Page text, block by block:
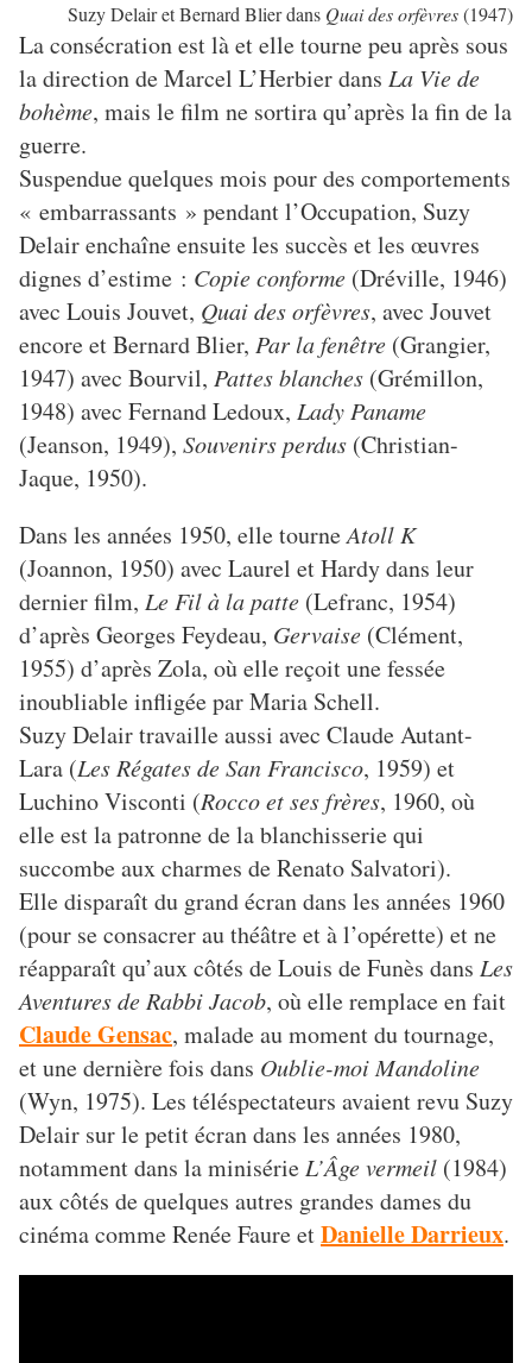
Suzy Delair et Bernard Blier dans Quai des orfèvres(1947)
La consécration est là et elle tourne peu après sous
la direction de Marcel L’Herbier dans La Vie de
bohème, mais le film ne sortira qu’après la fin de la
guerre.
Suspendue quelques mois pour des comportements
« embarrassants » pendant l’Occupation, Suzy
Delair enchaîne ensuite les succès et les œuvres
dignes d’estime : Copie conforme (Dréville, 1946)
avec Louis Jouvet, Quai des orfèvres, avec Jouvet
encore et Bernard Blier, Par la fenêtre (Grangier,
1947) avec Bourvil, Pattes blanches (Grémillon,
1948) avec Fernand Ledoux, Lady Paname
(Jeanson, 1949), Souvenirs perdus (Christian-
Jaque, 1950).
Dans les années 1950, elle tourneAtoll K
(Joannon, 1950) avec Laurel et Hardy dans leur
dernier film, Le Fil à la patte (Lefranc, 1954)
d’après Georges Feydeau, Gervaise (Clément,
1955) d’après Zola, où elle reçoit une fessée
inoubliable infligée par Maria Schell.
Suzy Delair travaille aussi avec Claude Autant-
Lara (Les Régates de San Francisco, 1959) et
Luchino Visconti (Rocco et ses frères, 1960, où
elle est la patronne de la blanchisserie qui
succombe aux charmes de Renato Salvatori).
Elle disparaît du grand écran dans les années 1960
(pour se consacrer au théâtre et à l’opérette) et ne
réapparaît qu’aux côtés de Louis de Funès dans Les
Aventures de Rabbi Jacob, où elle remplace en fait
Claude Gensac, malade au moment du tournage,
et une dernière fois dans Oublie-moi Mandoline
(Wyn, 1975). Les téléspectateurs avaient revu Suzy
Delair sur le petit écran dans les années 1980,
notamment dans la minisérie L’Âge vermeil (1984)
aux côtés de quelques autres grandes dames du
cinéma comme Renée Faure etDanielle Darrieux.